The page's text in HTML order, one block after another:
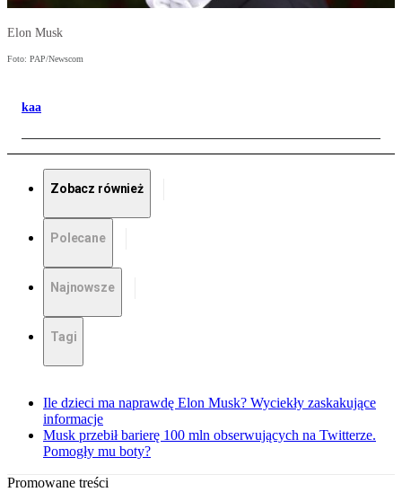
Elon Musk
Foto: PAP/Newscom
kaa
Zobacz również
Polecane
Najnowsze
Tagi
Ile dzieci ma naprawdę Elon Musk? Wyciekły zaskakujące
informacje
Musk przebił barierę 100 mln obserwujących na Twitterze.
Pomogły mu boty?
Promowane treści